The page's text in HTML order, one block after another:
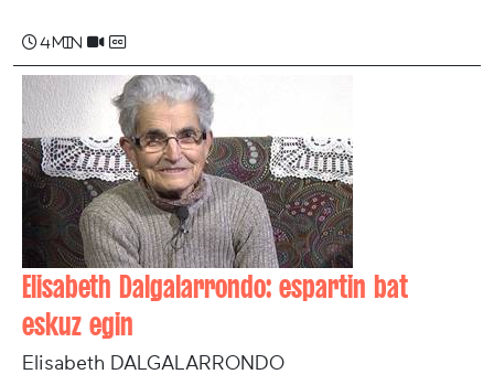
4 min
Elisabeth Dalgalarrondo: espartin bat
eskuz egin
Elisabeth DALGALARRONDO